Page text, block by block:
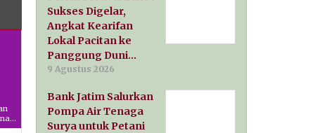
Sukses Digelar,
Angkat Kearifan
Lokal Pacitan ke
Panggung Duni…
9 Agustus 2026
Bank Jatim Salurkan
Pompa Air Tenaga
Surya untuk Petani